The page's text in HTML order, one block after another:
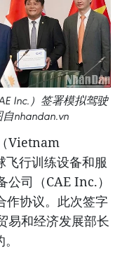
Inc.）签署模拟驾驶
nhandan.vn
Vietnam
行训练设备和服
司（CAE Inc.）
作协议。此次签字
易和经济发展部长